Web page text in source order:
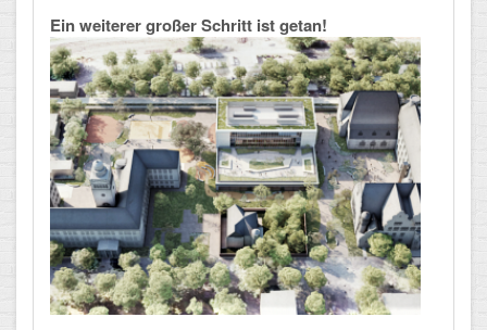
Ein weiterer großer Schritt ist getan!